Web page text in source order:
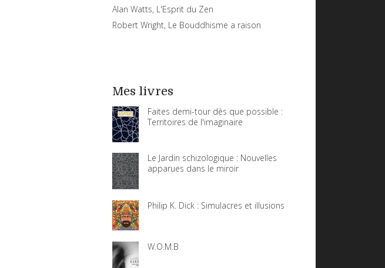
Alan Watts, L'Esprit du Zen
Robert Wright, Le Bouddhisme a raison
Mes livres
Faites demi-tour dès que possible :
Territoires de l'imaginaire
Le Jardin schizologique : Nouvelles
apparues dans le miroir
Philip K. Dick : Simulacres et illusions
W.O.M.B